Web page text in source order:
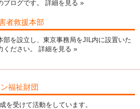
ブログです。 詳細を見る »
者救援本部
部を設立し、東京事務局をJIL内に設置いた
ください。 詳細を見る »
福祉財団
を受けて活動をしています。